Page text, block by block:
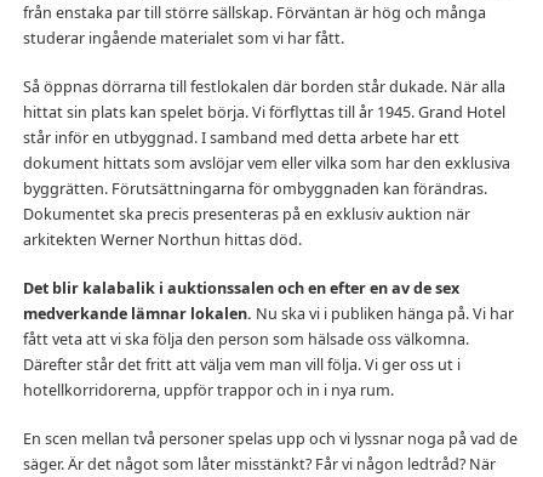
från enstaka par till större sällskap. Förväntan är hög och många
studerar ingående materialet som vi har fått.
Så öppnas dörrarna till festlokalen där borden står dukade. När alla
hittat sin plats kan spelet börja. Vi förflyttas till år 1945. Grand Hotel
står inför en utbyggnad. I samband med detta arbete har ett
dokument hittats som avslöjar vem eller vilka som har den exklusiva
byggrätten. Förutsättningarna för ombyggnaden kan förändras.
Dokumentet ska precis presenteras på en exklusiv auktion när
arkitekten Werner Northun hittas död.
Det blir kalabalik i auktionssalen och en efter en av de sex
medverkande lämnar lokalen. Nu ska vi i publiken hänga på. Vi har
fått veta att vi ska följa den person som hälsade oss välkomna.
Därefter står det fritt att välja vem man vill följa. Vi ger oss ut i
hotellkorridorerna, uppför trappor och in i nya rum.
En scen mellan två personer spelas upp och vi lyssnar noga på vad de
säger. Är det något som låter misstänkt? Får vi någon ledtråd? När